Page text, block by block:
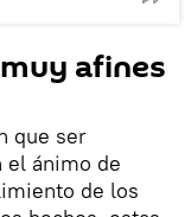
afines
que ser
ánimo de
de los